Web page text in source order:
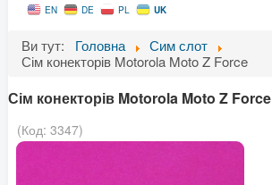
EN DE PL UK
Ви тут: Головна
Сим слот
Сім конекторів Motorola Moto Z Force
Сім конекторів Motorola Moto Z Force
(Код: 3347)